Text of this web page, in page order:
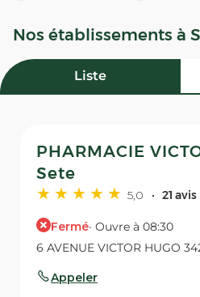
Nos établissements à
Liste
PHARMACIE
Sete
5,0 21 avis
Fermé· Ouvre à 08:30
6 AVENUE VICTOR HUGO
Appeler